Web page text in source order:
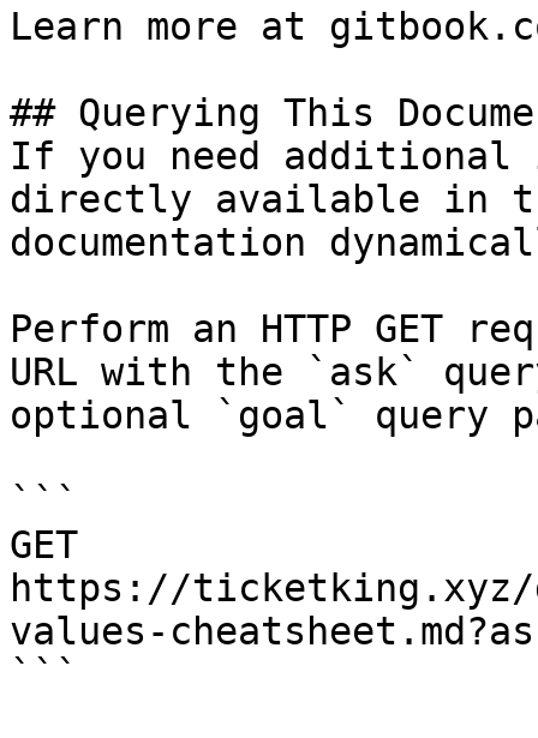
Learn more at
## Querying This
If you need
directly available in
documentation
Perform an HTTP GET
URL with the `ask`
optional `goal` query
```
GET
https://ticketking.xyz/
values-
```